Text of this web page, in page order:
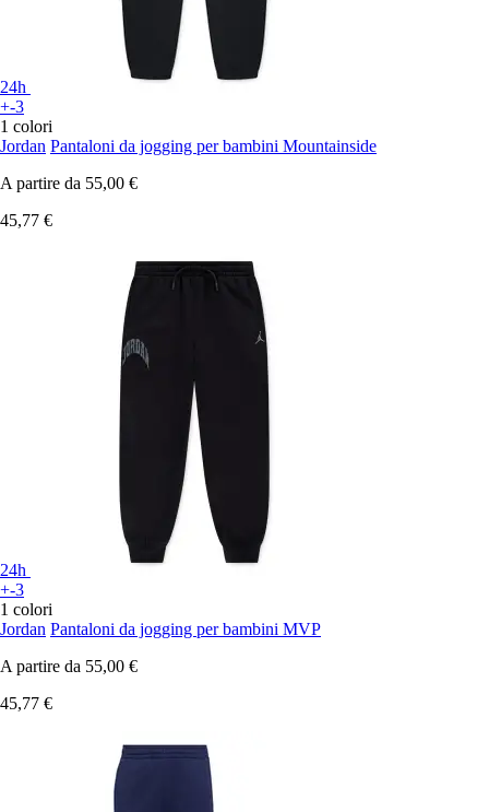
24h
+-3
1 colori
Jordan Pantaloni da jogging per bambini Mountainside
A partire da 55,00 €
45,77 €
24h
+-3
1 colori
Jordan Pantaloni da jogging per bambini MVP
A partire da 55,00 €
45,77 €